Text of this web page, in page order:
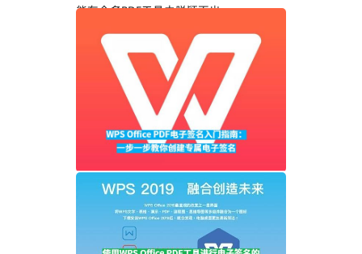
能在众多PDF工具中脱颖而出
WPS Office PDF电子签名入门指南：一步
一步教你创建专属电子签名